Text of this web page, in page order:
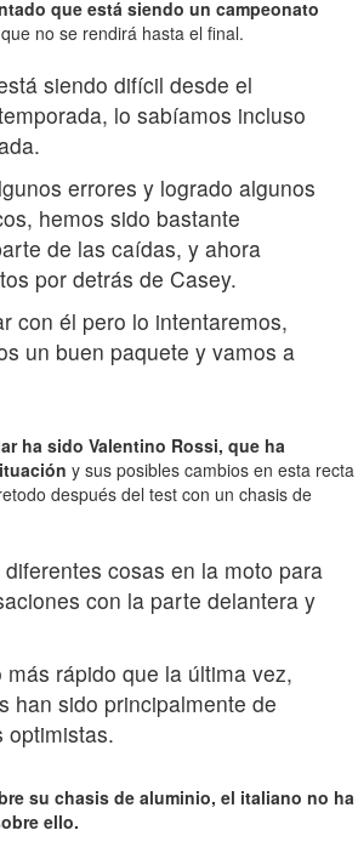
que está siendo un campeonato
no se rendirá hasta el final.
siendo difícil desde el
lo sabíamos incluso
errores y logrado algunos
hemos sido bastante
de las caídas, y ahora
por detrás de Casey.
con él pero lo intentaremos,
un buen paquete y vamos a
ha sido Valentino Rossi, que ha
y sus posibles cambios en esta recta
después del test con un chasis de
cosas en la moto para
con la parte delantera y
rápido que la última vez,
han sido principalmente de
optimistas.
su chasis de aluminio, el italiano no ha
ello.